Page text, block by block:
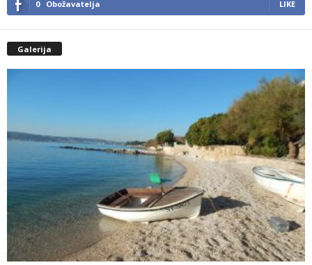
0 Obožavatelja LIKE
Galerija